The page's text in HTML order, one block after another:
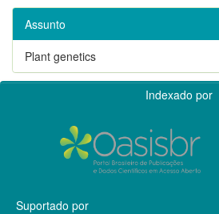
Assunto
Plant genetics
Indexado por
Suportado por